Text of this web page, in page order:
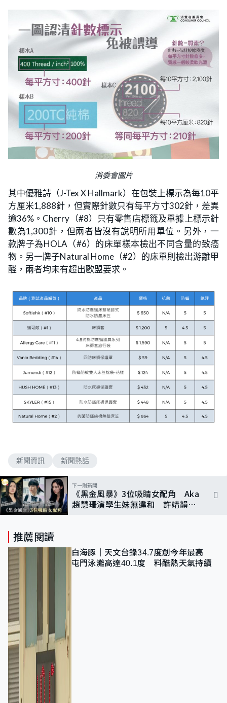
消委會圖片
其中優雅詩（J-Tex X Hallmark）在包裝上標示為每10平
方厘米1,888針，但實際針數只有每平方寸302針，差異
逾36%。Cherry（#8）只有零售店標籤及單據上標示針
數為1,300針，但兩者皆沒有說明所用單位。另外，一
款牌子為HOLA（#6）的床單樣本檢出不同含量的致癌
物。另一牌子Natural Home（#2）的床單則檢出游離甲
醛，兩者均未有超出歐盟要求。
新聞資訊 新聞熱話
下一則新聞
《黑金風暴》3位吸睛女配角 Aka
趙慧珊演學生妹無違和 許靖韻有
推薦閱讀
白海豚｜天文台錄34.7度創今年最高
屯門泳灘高達40.1度 料酷熱天氣持續